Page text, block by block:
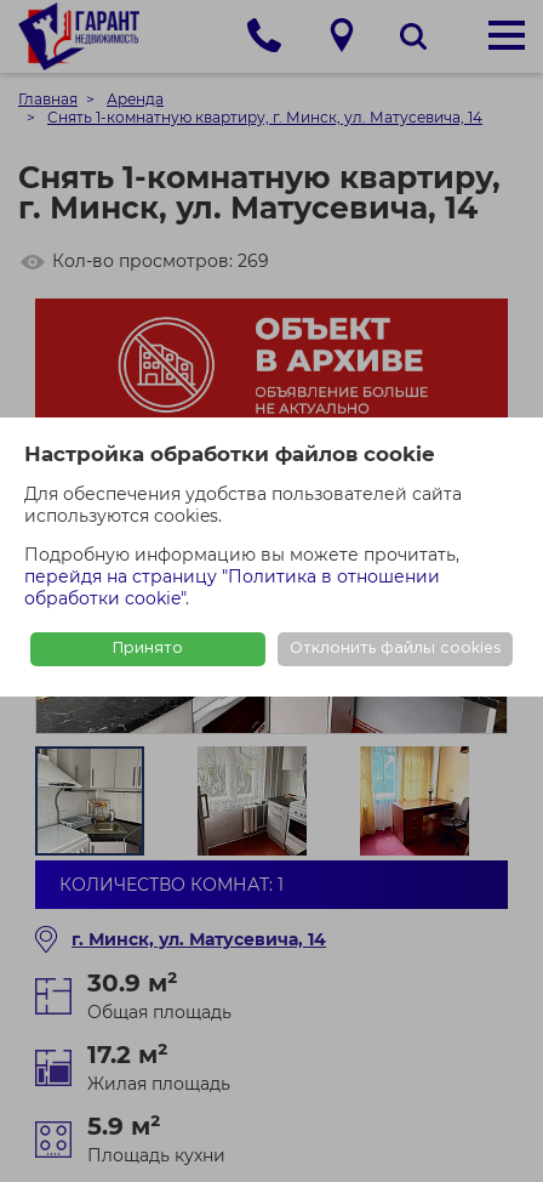
Настройка обработки файлов cookie
Для обеспечения удобства пользователей сайта
используются cookies.
Подробную информацию вы можете прочитать,
перейдя на страницу "Политика в отношении
обработки cookie".
Принято Отклонить файлы cookies
Главная
Аренда
Снять 1-комнатную квартиру, г. Минск, ул. Матусевича, 14
Снять 1-комнатную квартиру,
г. Минск, ул. Матусевича, 14
Кол-во просмотров: 269
КОЛИЧЕСТВО КОМНАТ: 1
г. Минск, ул. Матусевича, 14
30.9 м²
Общая площадь
17.2 м²
Жилая площадь
5.9 м²
Площадь кухни